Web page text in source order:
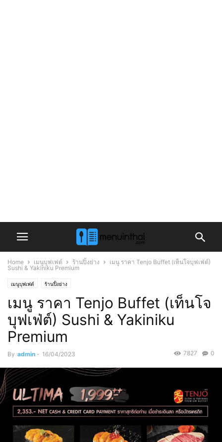
Home เมนูบุฟเฟต์ ร้านปิ้งย่าง
เมนู ราคา Tenjo Buffet (เท็นโจบุฟเฟ่ต์)
Sushi & Yakiniku Premium
เมนูบุฟเฟต์ ร้านปิ้งย่าง
เมนู ราคา Tenjo Buffet (เท็นโจ
บุฟเฟ่ต์) Sushi & Yakiniku
Premium
By admin - 16/04/2023 0
7827